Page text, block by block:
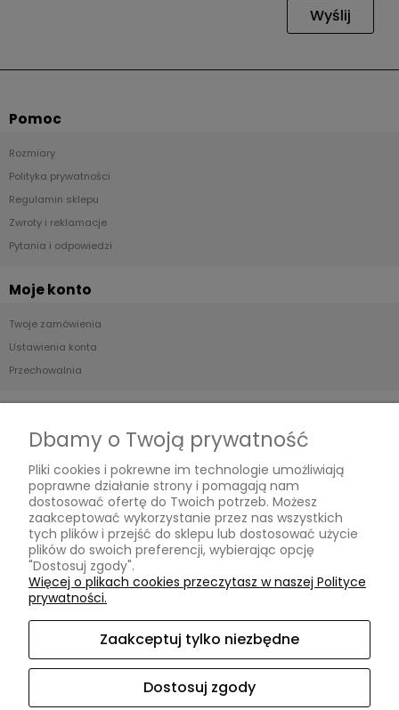
Wyślij
Pomoc
Rozmiary
Polityka prywatności
Regulamin sklepu
Zwroty i reklamacje
Pytania i odpowiedzi
Moje konto
Twoje zamówienia
Ustawienia konta
Przechowalnia
Formy płatności
Czas i koszty dostawy
Czas realizacji zamówienia
Informacje
O nas
Kontakt
Dbamy o Twoją prywatność
Pliki cookies i pokrewne im technologie umożliwiają
poprawne działanie strony i pomagają nam
dostosować ofertę do Twoich potrzeb. Możesz
zaakceptować wykorzystanie przez nas wszystkich
tych plików i przejść do sklepu lub dostosować użycie
plików do swoich preferencji, wybierając opcję
"Dostosuj zgody".
Więcej o plikach cookies przeczytasz w naszej Polityce
prywatności.
Zaakceptuj tylko niezbędne
Dostosuj zgody